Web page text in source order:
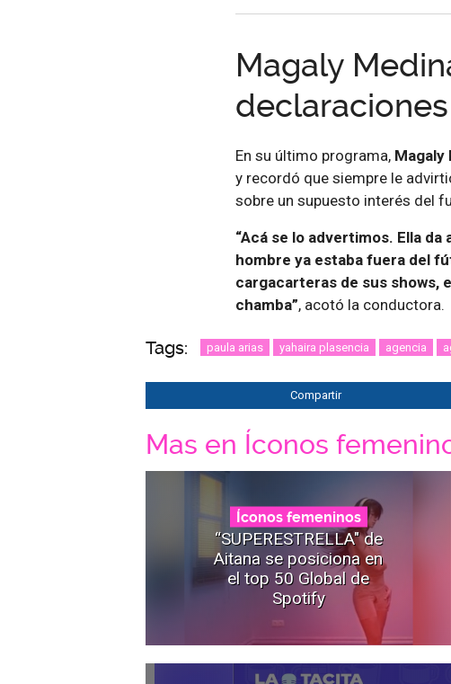
Magaly
En su último programa, Magaly
y recordó que siempre le
sobre un supuesto interés del
“Acá se lo advertimos. Ella
hombre ya estaba fuera del
cargacarteras de sus shows,
chamba”, acotó la conductora.
Tags: paula arias yahaira plasencia agencia
Compartir
Mas en Íconos
Íconos femeninos
“SUPERESTRELLA" de
Aitana se posiciona en
el top 50 Global de
Spotify